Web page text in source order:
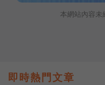
本網站內容未
即時熱門文章